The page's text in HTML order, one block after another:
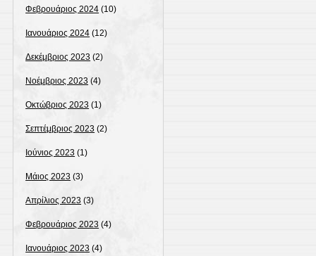
Φεβρουάριος 2024 (10)
Ιανουάριος 2024 (12)
Δεκέμβριος 2023 (2)
Νοέμβριος 2023 (4)
Οκτώβριος 2023 (1)
Σεπτέμβριος 2023 (2)
Ιούνιος 2023 (1)
Μάιος 2023 (3)
Απρίλιος 2023 (3)
Φεβρουάριος 2023 (4)
Ιανουάριος 2023 (4)